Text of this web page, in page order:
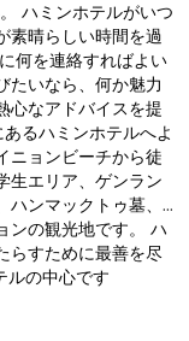
ハミンホテルがいつ
素晴らしい時間を過
何を連絡すればよい
たいなら、何か魅力
心なアドバイスを提
るハミンホテルへよ
ニョンビーチから徒
生エリア、ゲンラン
ハンマックトゥ墓、...
ンの観光地です。 ハ
らすために最善を尽
ルの中心です